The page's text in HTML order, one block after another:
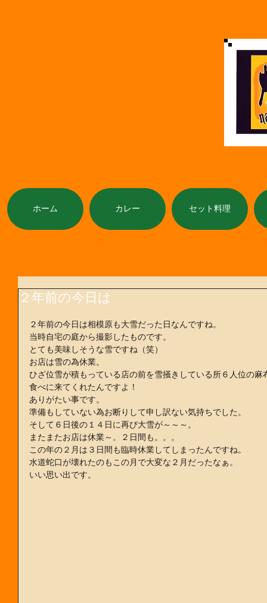
ホーム カレー セット料理
２年前の今日は
２年前の今日は相模原も大雪だった日なんですね。
当時自宅の庭から撮影したものです。
とても美味しそうな雪ですね（笑）
お店は雪の為休業。
ひざ位雪が積もっている店の前を雪掻きしている所６人位の
食べに来てくれたんですよ！
ありがたい事です。
準備もしていない為お断りして申し訳ない気持ちでした。
そして６日後の１４日に再び大雪が～～～。
またまたお店は休業～。２日間も。。。
この年の２月は３日間も臨時休業してしまったんですね。
水道蛇口が壊れたのもこの月で大変な２月だったなぁ。
いい思い出です。